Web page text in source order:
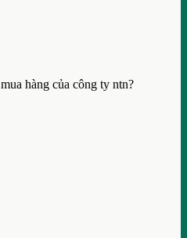
hàng của công ty ntn?